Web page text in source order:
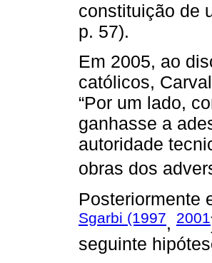
constituição de
p. 57).
Em 2005, ao
católicos,
“Por um lado,
ganhasse a
autoridade
obras dos
Posteriormente
Sgarbi (1997, 2001
seguinte